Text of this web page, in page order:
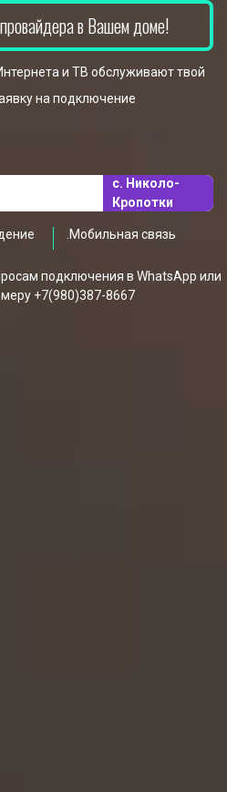
в Вашем доме!
и ТВ обслуживают твой
на подключение
с. Николо-
Кропотки
.Мобильная связь
подключения в WhatsApp или
+7(980)387-8667